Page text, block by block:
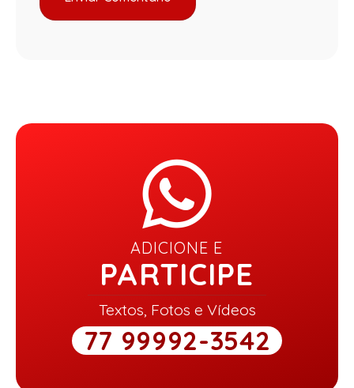
ADICIONE E
PARTICIPE
Textos, Fotos e Vídeos
77 99992-3542